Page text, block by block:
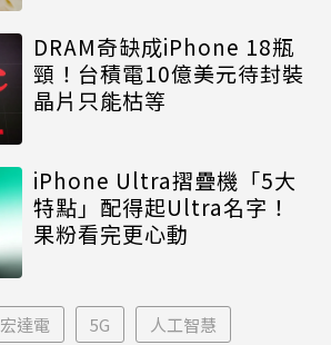
DRAM奇缺成iPhone 18瓶
頸！台積電10億美元待封裝
晶片只能枯等
iPhone Ultra摺疊機「5大
特點」配得起Ultra名字！
果粉看完更心動
宏達電 5G 人工智慧